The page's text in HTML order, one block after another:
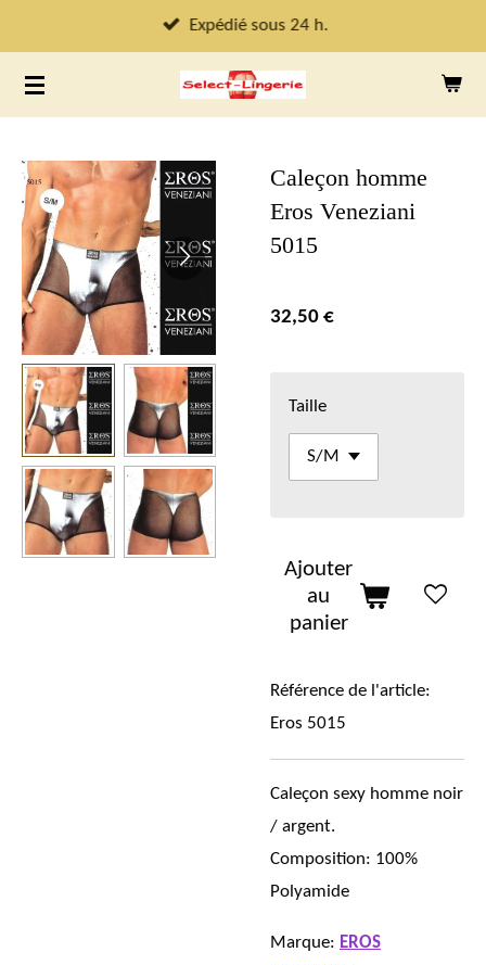
au
contenu
principal
Expédié sous 24 h.
Caleçon homme
Eros Veneziani
5015
32,50 €
Taille
Ajouter
au
panier
Référence de l'article:
Eros 5015
Caleçon sexy homme noir
/ argent.
Composition: 100%
Polyamide
Marque: EROS